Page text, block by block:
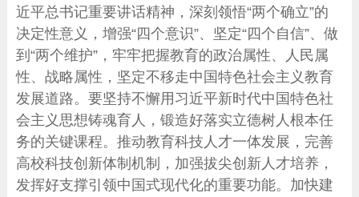
近平总书记重要讲话精神，深刻领悟“两个确立”的
决定性意义，增强“四个意识”、坚定“四个自信”、做
到“两个维护”，牢牢把握教育的政治属性、人民属
性、战略属性，坚定不移走中国特色社会主义教育
发展道路。要坚持不懈用习近平新时代中国特色社
会主义思想铸魂育人，锻造好落实立德树人根本任
务的关键课程。推动教育科技人才一体发展，完善
高校科技创新体制机制，加强拔尖创新人才培养，
发挥好支撑引领中国式现代化的重要功能。加快建